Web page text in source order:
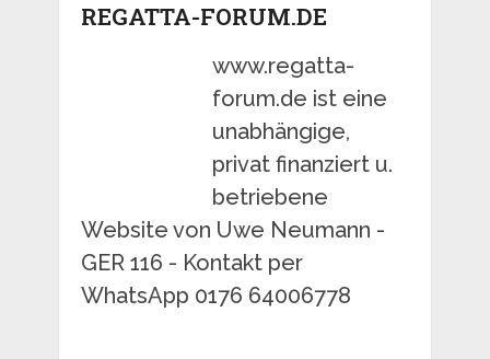
REGATTA-FORUM.DE
www.regatta-
forum.de ist eine
unabhängige,
privat finanziert u.
betriebene
Website von Uwe Neumann -
GER 116 - Kontakt per
WhatsApp 0176 64006778